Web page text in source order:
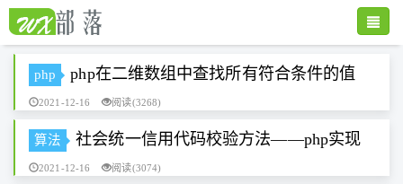
php php在二维数组中查找所有符合条件的值
2021-12-16 阅读(3268)
算法 社会统一信用代码校验方法——php实现
2021-12-16 阅读(3074)
Toggle